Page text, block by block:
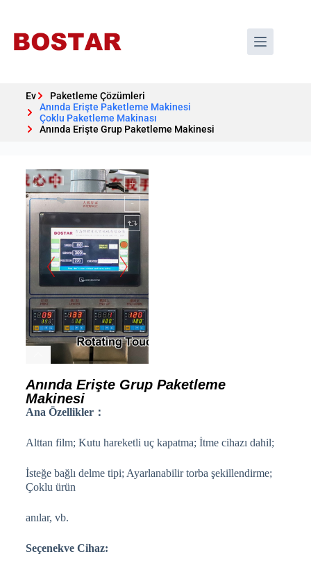
Ev
Paketleme Çözümleri
Anında Erişte Paketleme Makinesi
Çoklu Paketleme Makinası
Anında Erişte Grup Paketleme Makinesi
Anında Erişte Grup Paketleme
Makinesi
Ana Özellikler：
Alttan film; Kutu hareketli uç kapatma; İtme cihazı dahil;
İsteğe bağlı delme tipi; Ayarlanabilir torba şekillendirme;
Çoklu ürün
anılar, vb.
Seçenekve Cihaz: